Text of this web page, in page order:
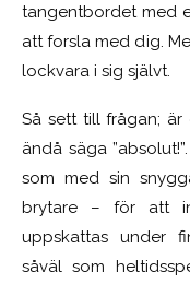
tangentbordet med
att forsla med dig.
lockvara i sig självt.
Så sett till frågan;
ändå säga
som med sin
brytare – för att
uppskattas under
såväl som